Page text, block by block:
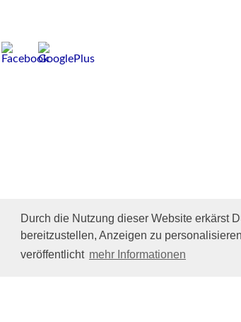
Durch die Nutzung dieser Website erkärst
bereitzustellen, Anzeigen zu
veröffentlicht mehr Informationen
Impressum/DatenschutzTierhilfe Verbindet (c)